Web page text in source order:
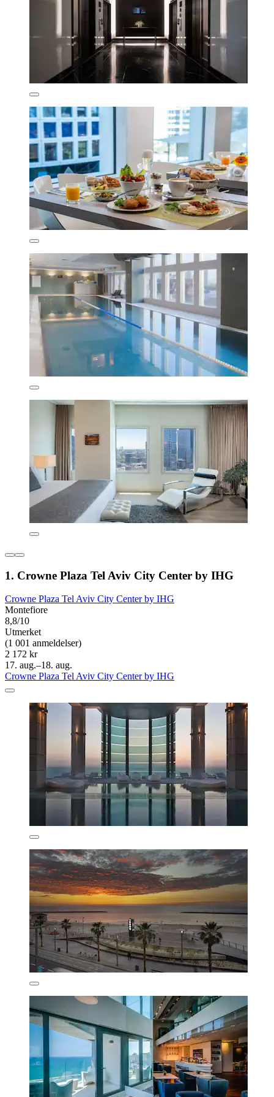
1. Crowne Plaza Tel Aviv City Center by IHG
Crowne Plaza Tel Aviv City Center by IHG
Montefiore
8,8/10
Utmerket
(1 001 anmeldelser)
2 172 kr
17. aug.–18. aug.
Crowne Plaza Tel Aviv City Center by IHG